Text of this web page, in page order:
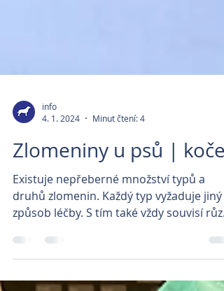
info
Minut čtení: 4
Zlomeniny u psů | koček
Existuje nepřeberné množství typů a
druhů zlomenin. Každý typ vyžaduje jiný
způsob léčby. S tím také vždy souvisí